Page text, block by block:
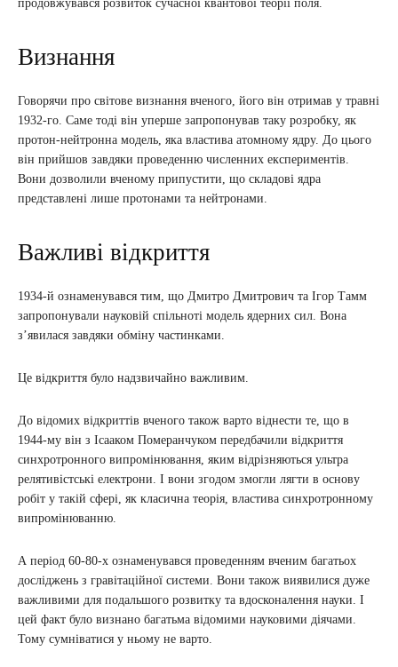
продовжувався розвиток сучасної квантової теорії поля.
Визнання
Говорячи про світове визнання вченого, його він отримав у травні
1932-го. Саме тоді він уперше запропонував таку розробку, як
протон-нейтронна модель, яка властива атомному ядру. До цього
він прийшов завдяки проведенню численних експериментів.
Вони дозволили вченому припустити, що складові ядра
представлені лише протонами та нейтронами.
Важливі відкриття
1934-й ознаменувався тим, що Дмитро Дмитрович та Ігор Тамм
запропонували науковій спільноті модель ядерних сил. Вона
з’явилася завдяки обміну частинками.
Це відкриття було надзвичайно важливим.
До відомих відкриттів вченого також варто віднести те, що в
1944-му він з Ісааком Померанчуком передбачили відкриття
синхротронного випромінювання, яким відрізняються ультра
релятивістські електрони. І вони згодом змогли лягти в основу
робіт у такій сфері, як класична теорія, властива синхротронному
випромінюванню.
А період 60-80-х ознаменувався проведенням вченим багатьох
досліджень з гравітаційної системи. Вони також виявилися дуже
важливими для подальшого розвитку та вдосконалення науки. І
цей факт було визнано багатьма відомими науковими діячами.
Тому сумніватися у ньому не варто.